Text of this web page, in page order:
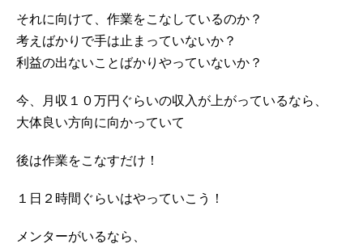
それに向けて、作業をこなしているのか？
考えばかりで手は止まっていないか？
利益の出ないことばかりやっていないか？
今、月収１０万円ぐらいの収入が上がっているなら、
大体良い方向に向かっていて
後は作業をこなすだけ！
１日２時間ぐらいはやっていこう！
メンターがいるなら、